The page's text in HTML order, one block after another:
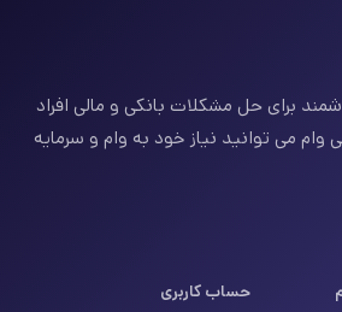
برای حل مشکلات بانکی و مالی افراد
وام می توانید نیاز خود به وام و سرمایه
حساب کاربری